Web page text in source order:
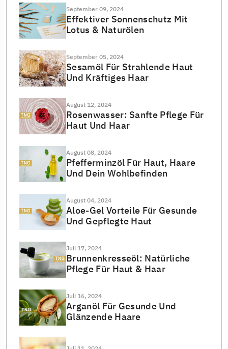
September 09, 2024
Effektiver Sonnenschutz Mit
Lotus & Naturölen
September 05, 2024
Sesamöl Für Strahlende Haut
Und Kräftiges Haar
August 12, 2024
Rosenwasser: Sanfte Pflege Für
Haut Und Haar
August 08, 2024
Pfefferminzöl Für Haut, Haare
Und Dein Wohlbefinden
August 04, 2024
Aloe-Gel Vorteile Für Gesunde
Und Gepflegte Haut
Juli 17, 2024
Brunnenkresseöl: Natürliche
Pflege Für Haut & Haar
Juli 16, 2024
Arganöl Für Gesunde Und
Glänzende Haare